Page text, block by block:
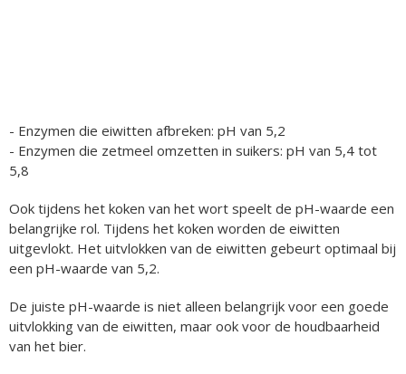
- Enzymen die eiwitten afbreken: pH van 5,2
- Enzymen die zetmeel omzetten in suikers: pH van 5,4 tot
5,8
Ook tijdens het koken van het wort speelt de pH-waarde een
belangrijke rol. Tijdens het koken worden de eiwitten
uitgevlokt. Het uitvlokken van de eiwitten gebeurt optimaal bij
een pH-waarde van 5,2.
De juiste pH-waarde is niet alleen belangrijk voor een goede
uitvlokking van de eiwitten, maar ook voor de houdbaarheid
van het bier.